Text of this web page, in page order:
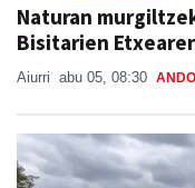
Naturan
Bisitarien
Aiurri abu 05, 08:30